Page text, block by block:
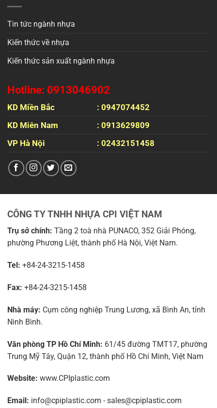
Tin tức ngành nhựa
Kiến thức về nhựa
Kiến thức sản xuất ngành nhựa
Hotline: 0913046902
KD Miền Bắc
: 0947074452
KD Miên Nam
: 0913629809
VP Hà Nội
: 02432151458
CÔNG TY TNHH NHỰA CPI VIỆT NAM
Trụ sở chính: Tầng 2 toà nhà PUNACO, 352 Giải Phóng,
phường Phương Liệt, thành phố Hà Nội, Việt Nam.
Tel: +84-24-3215-1458
Fax: +84-24-3215-1458
Nhà máy: Cụm công nghiệp Trung Lương, xã Bình An, tỉnh
Ninh Bình.
Văn phòng TP Hồ Chí Minh: 61/45 đường TMT17, phường
Trung Mỹ Tây, Quận 12, thành phố Hồ Chí Minh, Việt Nam
Website: www.CPIplastic.com
Email: info@cpiplastic.com - sales@cpiplastic.com